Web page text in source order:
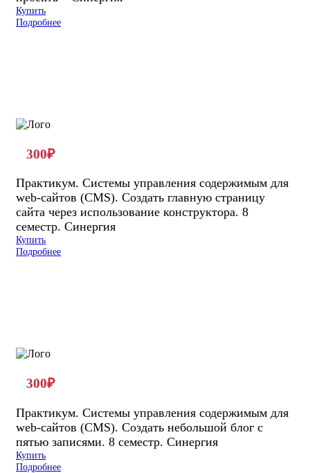
Купить
Подробнее
300₽
Практикум. Системы управления содержимым для
web-сайтов (CMS). Создать главную страницу
сайта через использование конструктора. 8
семестр. Синергия
Купить
Подробнее
300₽
Практикум. Системы управления содержимым для
web-сайтов (CMS). Создать небольшой блог с
пятью записями. 8 семестр. Синергия
Купить
Подробнее